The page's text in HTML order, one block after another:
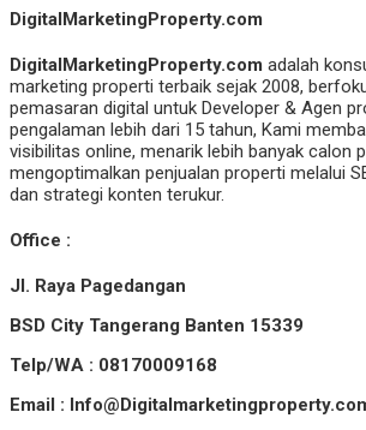
DigitalMarketingProperty.com
DigitalMarketingProperty.com adalah
marketing properti terbaik sejak 2008,
pemasaran digital untuk Developer & Agen
pengalaman lebih dari 15 tahun, Kami
visibilitas online, menarik lebih banyak calon
mengoptimalkan penjualan properti melalui
dan strategi konten terukur.
Office :
Jl. Raya Pagedangan
BSD City Tangerang Banten 15339
Telp/WA : 08170009168
Email :